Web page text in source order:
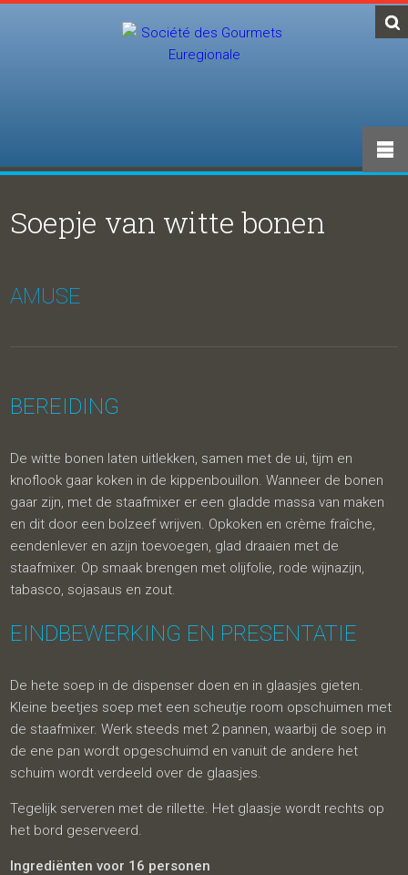
Soepje van witte bonen
AMUSE
BEREIDING
De witte bonen laten uitlekken, samen met de ui, tijm en
knoflook gaar koken in de kippenbouillon. Wanneer de bonen
gaar zijn, met de staafmixer er een gladde massa van maken
en dit door een bolzeef wrijven. Opkoken en crème fraîche,
eendenlever en azijn toevoegen, glad draaien met de
staafmixer. Op smaak brengen met olijfolie, rode wijnazijn,
tabasco, sojasaus en zout.
EINDBEWERKING EN PRESENTATIE
De hete soep in de dispenser doen en in glaasjes gieten.
Kleine beetjes soep met een scheutje room opschuimen met
de staafmixer. Werk steeds met 2 pannen, waarbij de soep in
de ene pan wordt opgeschuimd en vanuit de andere het
schuim wordt verdeeld over de glaasjes.
Tegelijk serveren met de rillette. Het glaasje wordt rechts op
het bord geserveerd.
Ingrediënten voor 16 personen